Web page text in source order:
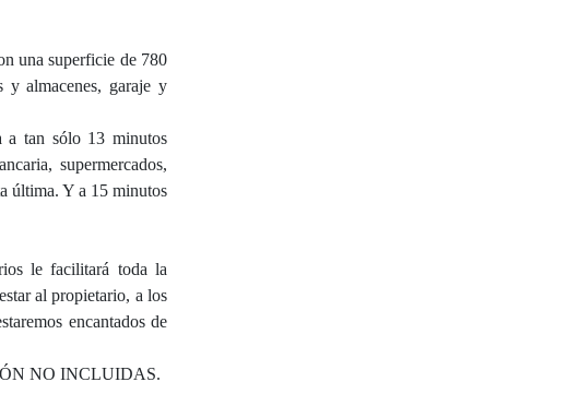
una superficie de 780
y almacenes, garaje y
a tan sólo 13 minutos
supermercados,
última. Y a 15 minutos
le facilitará toda la
al propietario, a los
encantados de
NO INCLUIDAS.